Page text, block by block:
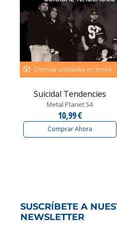
Últimas unidades en stock
Suicidal Tendencies
Metal Planet 54
10,99 €
Comprar Ahora
SUSCRÍBETE A
NEWSLETTER